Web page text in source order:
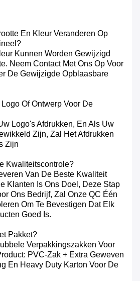
En Kleur Veranderen Op
Kunnen Worden Gewijzigd
Neem Contact Met Ons Op Voor
De Gewijzigde Opblaasbare
Of Ontwerp Voor De
Logo's Afdrukken, En Als Uw
Zijn, Zal Het Afdrukken
Zijn
Kwaliteitscontrole?
Van De Beste Kwaliteit
Klanten Is Ons Doel, Deze Stap
Ons Bedrijf, Zal Onze QC Één
Om Te Bevestigen Dat Elk
Goed Is.
Pakket?
Verpakkingszakken Voor
PVC-Zak + Extra Geweven
En Heavy Duty Karton Voor De